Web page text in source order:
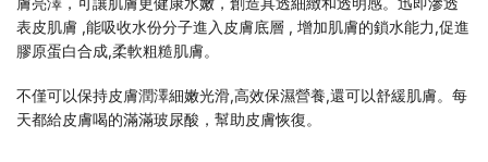
表皮肌膚 ,能吸收水份分子進入皮膚底層 , 增加肌膚的鎖水能力,促進
膠原蛋白合成,柔軟粗糙肌膚。
不僅可以保持皮膚潤澤細嫩光滑,高效保濕營養,還可以舒緩肌膚。每
天都給皮膚喝的滿滿玻尿酸，幫助皮膚恢復。